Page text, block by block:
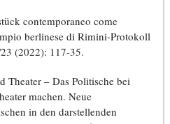
contemporaneo come
berlinese di Rimini-Protokoll
(2022): 117-35.
Theater – Das Politische bei
machen. Neue
in den darstellenden